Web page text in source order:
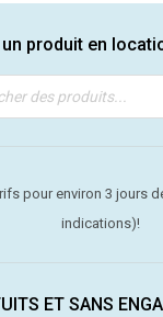
produit en
pour environ 3 jours
indications)!
ET SANS